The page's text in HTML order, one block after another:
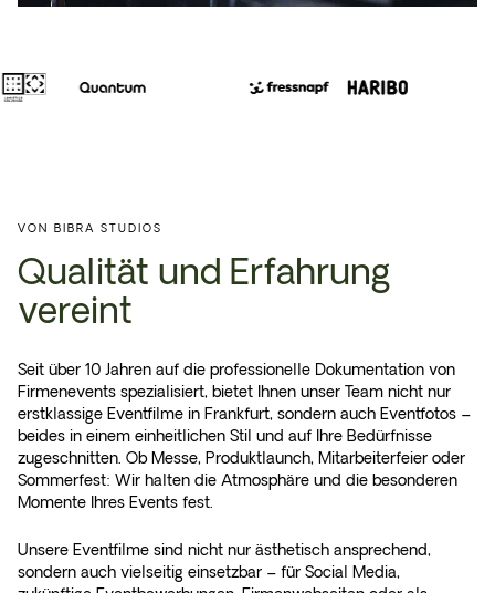
VON BIBRA STUDIOS
Qualität und Erfahrung
vereint
Seit über 10 Jahren auf die professionelle Dokumentation von
Firmenevents spezialisiert, bietet Ihnen unser Team nicht nur
erstklassige Eventfilme in Frankfurt, sondern auch Eventfotos –
beides in einem einheitlichen Stil und auf Ihre Bedürfnisse
zugeschnitten. Ob Messe, Produktlaunch, Mitarbeiterfeier oder
Sommerfest: Wir halten die Atmosphäre und die besonderen
Momente Ihres Events fest.
Unsere Eventfilme sind nicht nur ästhetisch ansprechend,
sondern auch vielseitig einsetzbar – für Social Media,